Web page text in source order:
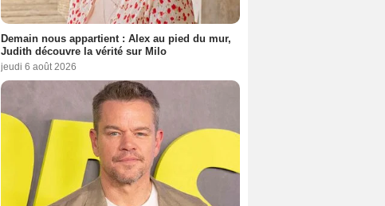
Demain nous appartient : Alex au pied du mur,
Judith découvre la vérité sur Milo
jeudi 6 août 2026